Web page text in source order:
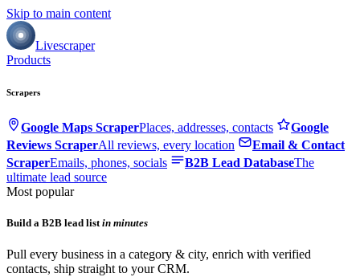
Skip to main content
Livescraper
Products
Scrapers
Google Maps ScraperPlaces, addresses, contacts
Google
Reviews ScraperAll reviews, every location
Email & Contact
ScraperEmails, phones, socials B2B Lead DatabaseThe
ultimate lead source
Most popular
Build a B2B lead listin minutes
Pull every business in a category & city, enrich with verified
contacts, ship straight to your CRM.